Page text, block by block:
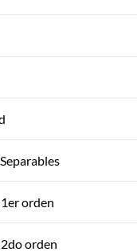
orden
orden